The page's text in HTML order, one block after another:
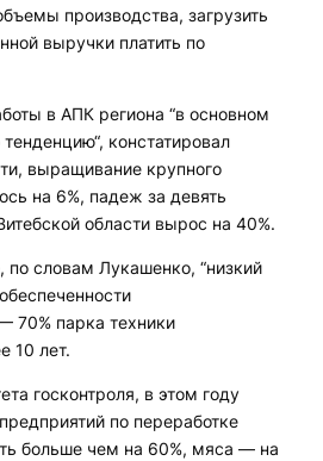
производства, загрузить
выручки платить по
в АПК региона “в основном
констатировал
выращивание крупного
на 6%, падеж за девять
области вырос на 40%.
по словам Лукашенко, “низкий
70% парка техники
10 лет.
госконтроля, в этом году
по переработке
больше чем на 60%, мяса — на